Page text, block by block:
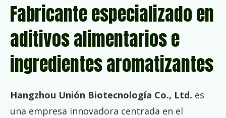
Fabricante especializado en
aditivos alimentarios e
ingredientes aromatizantes
Hangzhou Unión Biotecnología Co., Ltd. es
una empresa innovadora centrada en el